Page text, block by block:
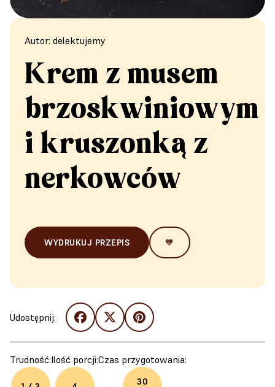
Autor: delektujemy
Krem z musem
brzoskwiniowym
i kruszonką z
nerkowców
WYDRUKUJ PRZEPIS 🧡
Udostępnij:
Trudność:Ilość porcji:Czas przygotowania:
30